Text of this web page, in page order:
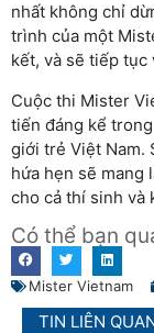
nhất không chỉ
trình của một
kết, và sẽ tiếp tục
Cuộc thi Mister
tiến đáng kể
giới trẻ Việt Nam.
hứa hẹn sẽ mang
cho cả thí sinh và
Có thể bạn
Mister Vietnam
TIN LIÊN